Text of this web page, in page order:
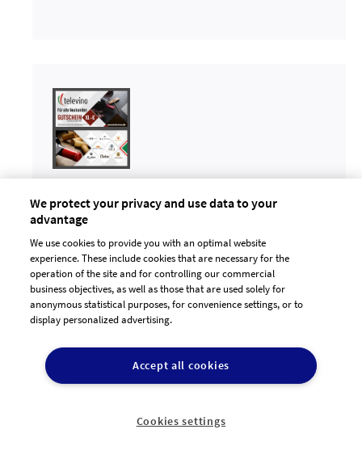
infote7
  
Alle Designs aus dem Projekt ansehen30.04.2018
11:20:11
We protect your privacy and use data to your
advantage
We use cookies to provide you with an optimal website
experience. These include cookies that are necessary for the
operation of the site and for controlling our commercial
business objectives, as well as those that are used solely for
anonymous statistical purposes, for convenience settings, or to
display personalized advertising.
Accept all cookies
Cookies settings